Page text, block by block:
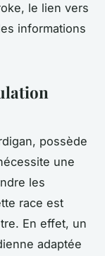
le lien vers
informations
possède
une
les
race est
En effet, un
adaptée